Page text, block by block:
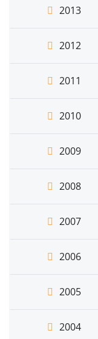
2013
2012
2011
2010
2009
2008
2007
2006
2005
2004